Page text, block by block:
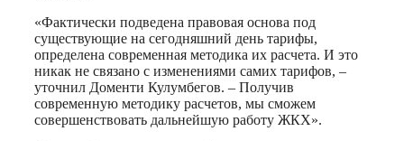
«Фактически подведена правовая основа под
существующие на сегодняшний день тарифы,
определена современная методика их расчета. И это
никак не связано с изменениями самих тарифов, –
уточнил Доменти Кулумбегов. – Получив
современную методику расчетов, мы сможем
совершенствовать дальнейшую работу ЖКХ».